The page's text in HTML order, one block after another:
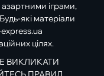
азартними іграми,
які матеріали
цілях.
ВИКЛИКАТИ